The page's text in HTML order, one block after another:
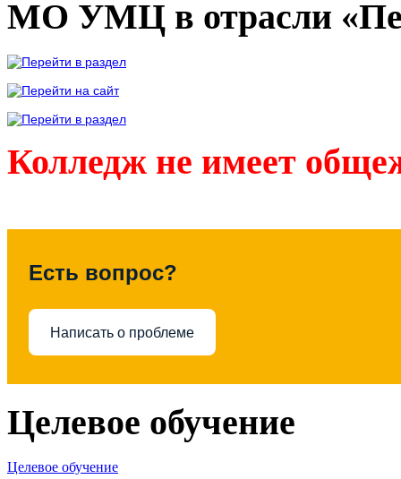
МО УМЦ в отрасли
Колледж не имеет
Есть вопрос?
Написать о проблеме
Целевое обучение
Целевое обучение